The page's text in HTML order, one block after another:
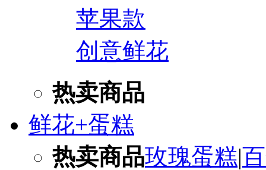
苹果款
创意鲜花
热卖商品
鲜花+蛋糕
热卖商品玫瑰蛋糕|